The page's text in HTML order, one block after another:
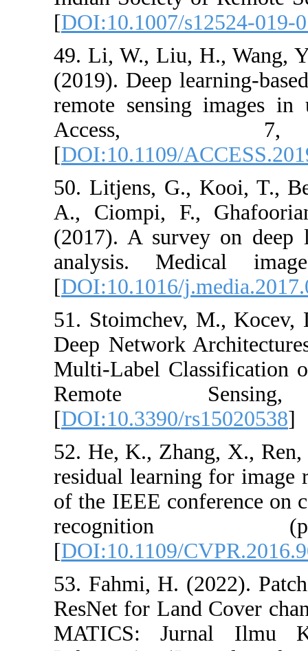
[DOI:10.1007/
49. Li, W.,
(2019). Deep
remote
[DOI:10.1109/
50. Litjens,
A., Ciompi,
(2017). A
analysis.
[DOI:10.1016/
51.
Deep Network
Multi-Label
[DOI:10.3390/
52. He, K.,
residual
of the IEEE
[DOI:10.1109/
53. Fahmi, H.
ResNet for
MATICS: